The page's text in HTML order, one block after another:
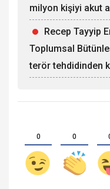
milyon kişiyi akut
Recep Tayyip
Toplumsal
terör tehdidinden
0 0